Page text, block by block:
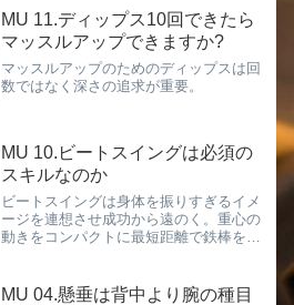
MU 11.ディップス10回できたら
マッスルアップできますか?
マッスルアップのためのディップスは回
数ではなく深さの追求が重要。
MU 10.ビートスイングは必須の
スキルなのか
ビートスイングは身体を振りすぎるイメ
ージを連想させ成功から遠のく。重心の
動きをコンパクトに最短距離で鉄棒を回
MU 04.懸垂は背中より腕の種目